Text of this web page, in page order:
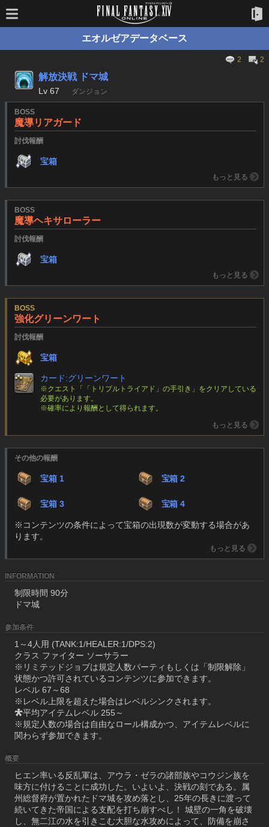
エオルゼアデータベース
2 2
解放決戦 ドマ城
Lv 67 ダンジョン
BOSS
魔導リアガード
討伐報酬
宝箱
もっと見る
BOSS
魔導ヘキサローラー
討伐報酬
宝箱
もっと見る
BOSS
強化グリーンワート
討伐報酬
宝箱
カード:グリーンワート
※クエスト「「トリプルトライアド」の手引き」をクリアしている
必要があります。
※確率により報酬として得られます。
もっと見る
その他の報酬
宝箱 1 宝箱 2
宝箱 3 宝箱 4
※コンテンツの条件によって宝箱の出現数が変動する場合があ
ります。
もっと見る
INFORMATION
制限時間 90分
ドマ城
参加条件
1～4人用 (TANK:1/HEALER:1/DPS:2)
クラス ファイター ソーサラー
※リミテッドジョブは規定人数パーティもしくは「制限解除」
状態かつ許可されているコンテンツに参加できます。
レベル 67～68
※レベル上限を超えた場合はレベルシンクされます。
平均アイテムレベル 255～
※規定人数の場合は自由なロール構成かつ、アイテムレベルに
関わらず参加できます。
概要
ヒエン率いる反乱軍は、アウラ・ゼラの諸部族やコウジン族を
味方に付けることに成功した。いよいよ、決戦の刻である。属
州総督府が置かれたドマ城を攻め落とし、25年の長きに渡って
続いてきた帝国による支配を打ち崩すべし！ 城壁の一角を破壊
し、無二江の水を引きこむ大胆な水攻めによって、防備を崩さ